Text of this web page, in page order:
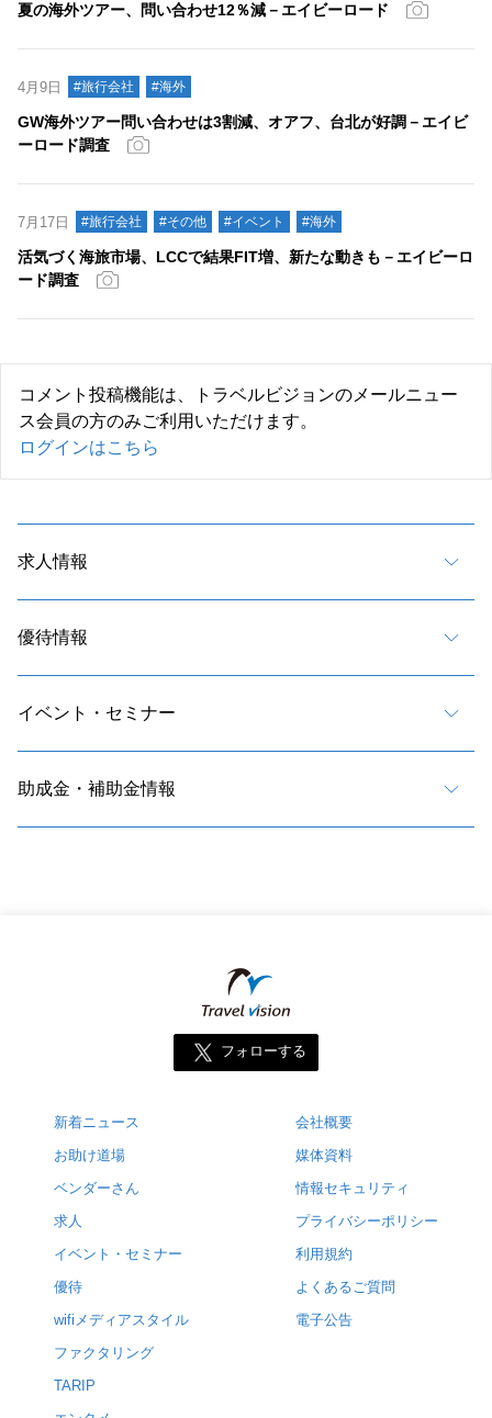
夏の海外ツアー、問い合わせ12％減－エイビーロード
4月9日 #旅行会社 #海外
GW海外ツアー問い合わせは3割減、オアフ、台北が好調－エイビ
ーロード調査
7月17日 #旅行会社 #その他 #イベント #海外
活気づく海旅市場、LCCで結果FIT増、新たな動きも－エイビーロ
ード調査
コメント投稿機能は、トラベルビジョンのメールニュー
ス会員の方のみご利用いただけます。
ログインはこちら
求人情報
優待情報
イベント・セミナー
助成金・補助金情報
フォローする
新着ニュース
お助け道場
ベンダーさん
求人
イベント・セミナー
優待
wifiメディアスタイル
ファクタリング
TARIP
会社概要
媒体資料
情報セキュリティ
プライバシーポリシー
利用規約
よくあるご質問
電子公告